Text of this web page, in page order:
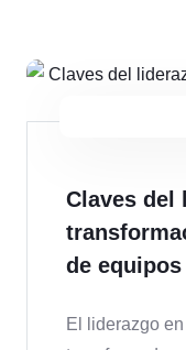
Claves del
de equipos
El liderazgo